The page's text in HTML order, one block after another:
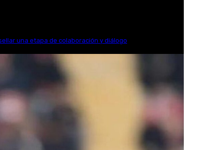
una etapa de colaboración y diálogo